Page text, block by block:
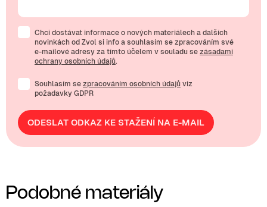
Chci dostávat informace o nových materiálech a dalších
novinkách od Zvol si info a souhlasím se zpracováním své
e-mailové adresy za tímto účelem v souladu se zásadami
ochrany osobních údajů.
Souhlasím se zpracováním osobních údajů viz
požadavky GDPR
ODESLAT ODKAZ KE STAŽENÍ NA E-MAIL
Podobné materiály